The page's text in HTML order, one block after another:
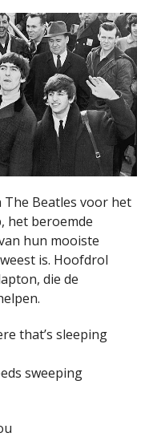
The Beatles voor het
het beroemde
hun mooiste
is. Hoofdrol
die de
that’s sleeping
sweeping